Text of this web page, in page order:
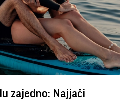
zajedno: Najjači